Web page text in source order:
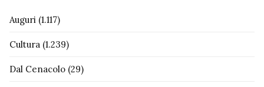
Auguri (1.117)
Cultura (1.239)
Dal Cenacolo (29)